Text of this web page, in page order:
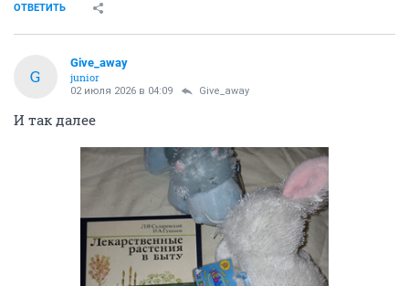
ОТВЕТИТЬ
G
Give_away
junior
02 июля 2026 в 04:09 Give_away
И так далее